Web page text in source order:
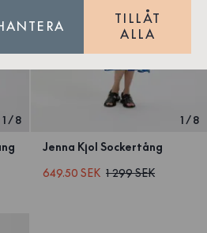
1/8
1/8
Jenna Kjol Sockertång
649.50 SEK 1 299 SEK
TILLÅT
ALLA